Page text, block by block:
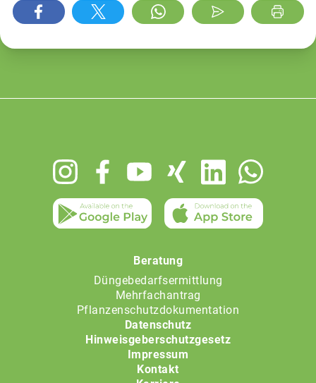
Beratung
Düngebedarfsermittlung
Mehrfachantrag
Pflanzenschutzdokumentation
Datenschutz
Hinweisgeberschutzgesetz
Impressum
Kontakt